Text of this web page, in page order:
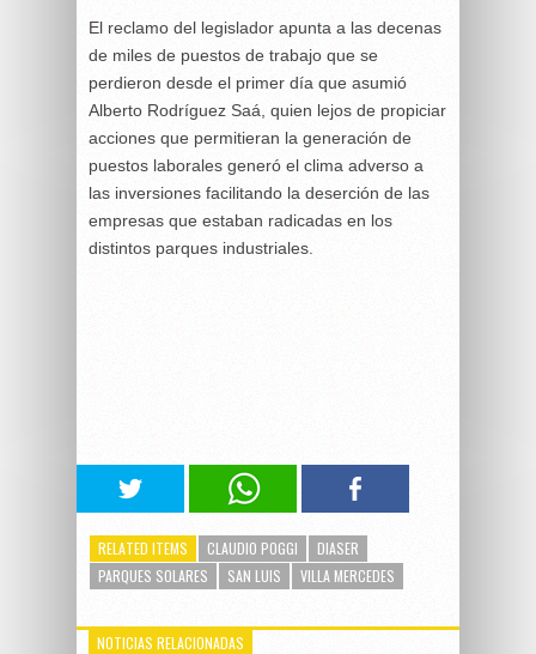
El reclamo del legislador apunta a las decenas
de miles de puestos de trabajo que se
perdieron desde el primer día que asumió
Alberto Rodríguez Saá, quien lejos de propiciar
acciones que permitieran la generación de
puestos laborales generó el clima adverso a
las inversiones facilitando la deserción de las
empresas que estaban radicadas en los
distintos parques industriales.
RELATED ITEMS CLAUDIO POGGI
DIASER
PARQUES SOLARES
SAN LUIS VILLA MERCEDES
NOTICIAS RELACIONADAS